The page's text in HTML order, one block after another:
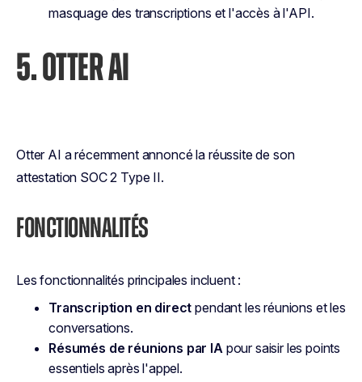
masquage des transcriptions et l'accès à l'API.
5. OTTER AI
Otter AI a récemment annoncé la réussite de son
attestation SOC 2 Type II.
FONCTIONNALITÉS
Les fonctionnalités principales incluent :
Transcription en direct pendant les réunions et les
conversations.
Résumés de réunions par IApour saisir les points
essentiels après l'appel.